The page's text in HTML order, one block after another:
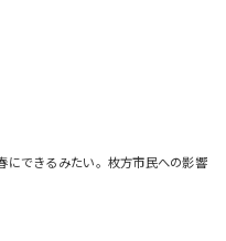
にできるみたい。枚方市民への影響